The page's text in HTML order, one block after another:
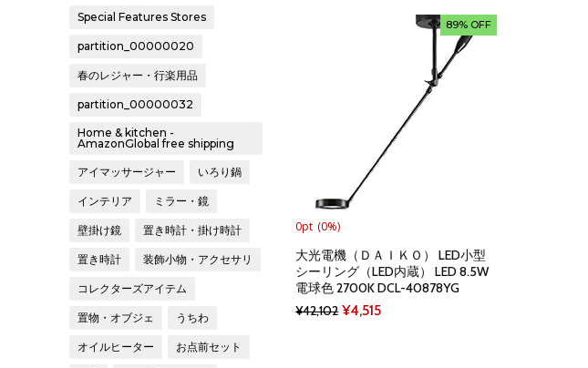
Special Features Stores
partition_00000020
春のレジャー・行楽用品
partition_00000032
Home & kitchen -
AmazonGlobal free shipping
アイマッサージャー いろり鍋
インテリア ミラー・鏡
壁掛け鏡 置き時計・掛け時計
置き時計 装飾小物・アクセサリ
コレクターズアイテム
置物・オブジェ うちわ
オイルヒーター お点前セット
89% OFF
0pt (0%)
大光電機（ＤＡＩＫＯ） LED小型
シーリング（LED内蔵） LED 8.5W
電球色 2700K DCL-40878YG
¥42,102 Original
¥4,515Current